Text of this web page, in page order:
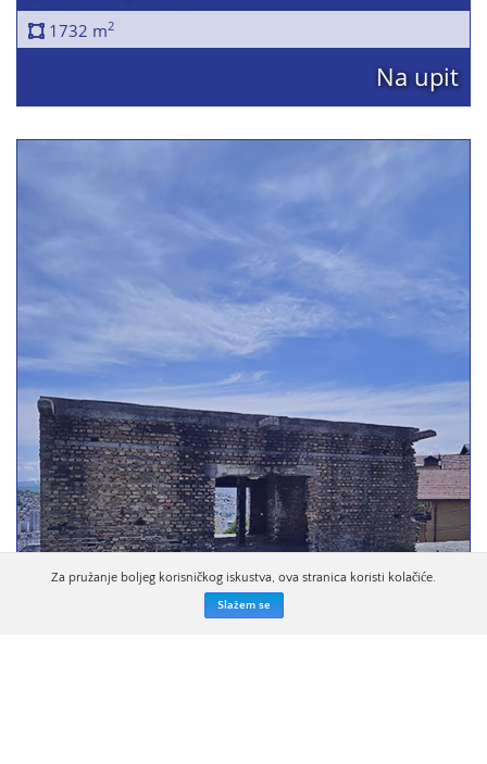
1732 m2
Na upit
Za pružanje boljeg korisničkog iskustva, ova stranica koristi kolačiće.
Slažem se